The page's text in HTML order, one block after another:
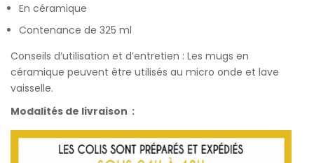
En céramique
Contenance de 325 ml
Conseils d’utilisation et d’entretien : Les mugs en
céramique peuvent être utilisés au micro onde et lave
vaisselle.
Modalités de livraison :